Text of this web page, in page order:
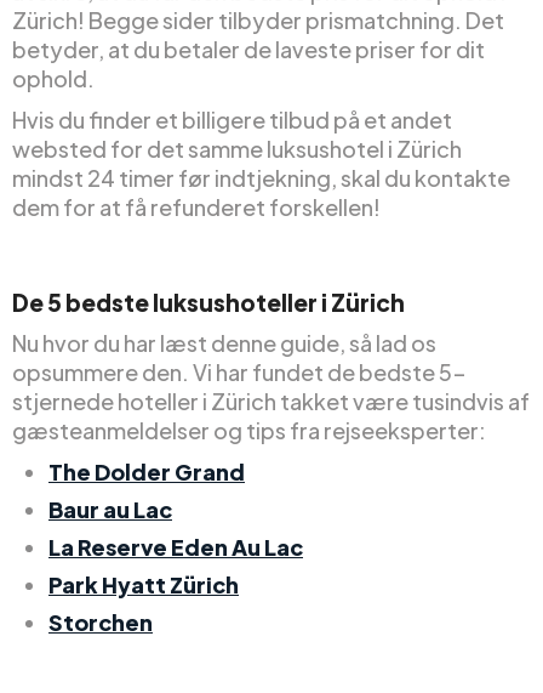
Zürich! Begge sider tilbyder prismatchning. Det
betyder, at du betaler de laveste priser for dit
ophold.
Hvis du finder et billigere tilbud på et andet
websted for det samme luksushotel i Zürich
mindst 24 timer før indtjekning, skal du kontakte
dem for at få refunderet forskellen!
De 5 bedste luksushoteller i Zürich
Nu hvor du har læst denne guide, så lad os
opsummere den. Vi har fundet de bedste 5-
stjernede hoteller i Zürich takket være tusindvis af
gæsteanmeldelser og tips fra rejseeksperter:
The Dolder Grand
Baur au Lac
La Reserve Eden Au Lac
Park Hyatt Zürich
Storchen